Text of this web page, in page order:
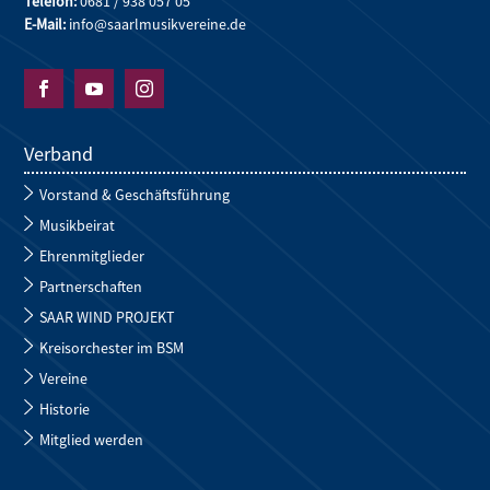
E-Mail: info@saarlmusikvereine.de
  
Verband
Vorstand & Geschäftsführung
Musikbeirat
Ehrenmitglieder
Partnerschaften
SAAR WIND PROJEKT
Kreisorchester im BSM
Vereine
Historie
Mitglied werden